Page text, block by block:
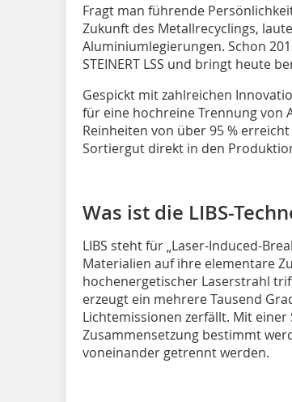
Fragt man führende
Zukunft des Metallrecy­cl­ings,
Aluminiumlegierungen. Schon
STEINERT LSS und bringt heute
Gespickt mit zahlreichen
für eine hochreine Trennung von
Reinheiten von über 95 %
Sortiergut direkt in den
Was ist die LIBS-
LIBS steht für „Laser-Induced-
Materialien auf ihre elementare
hochenergetischer Laserstrahl
erzeugt ein mehrere Tausend
Lichtemissionen zerfällt. Mit
Zusammensetzung bestimmt
voneinander getrennt werden.